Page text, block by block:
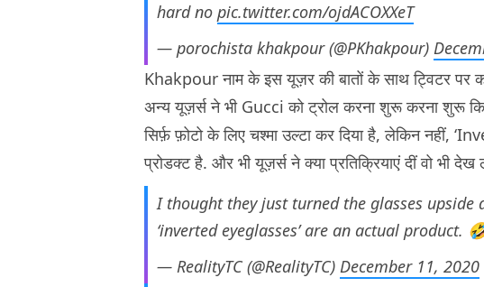
hard no pic.twitter.com/ojdACOXXeT
— porochista khakpour (@PKhakpour)
Khakpour नाम के इस यूज़र की बातों के साथ ट्विटर पर
अन्य यूज़र्स ने भी Gucci को ट्रोल करना शुरू करना शुरू
सिर्फ़ फ़ोटो के लिए चश्मा उल्टा कर दिया है, लेकिन नहीं,
प्रोडक्ट है. और भी यूज़र्स ने क्या प्रतिक्रियाएं दीं वो भी देख
I thought they just turned the glasses
‘inverted eyeglasses’ are an actual product.
— RealityTC (@RealityTC) December 11, 2020